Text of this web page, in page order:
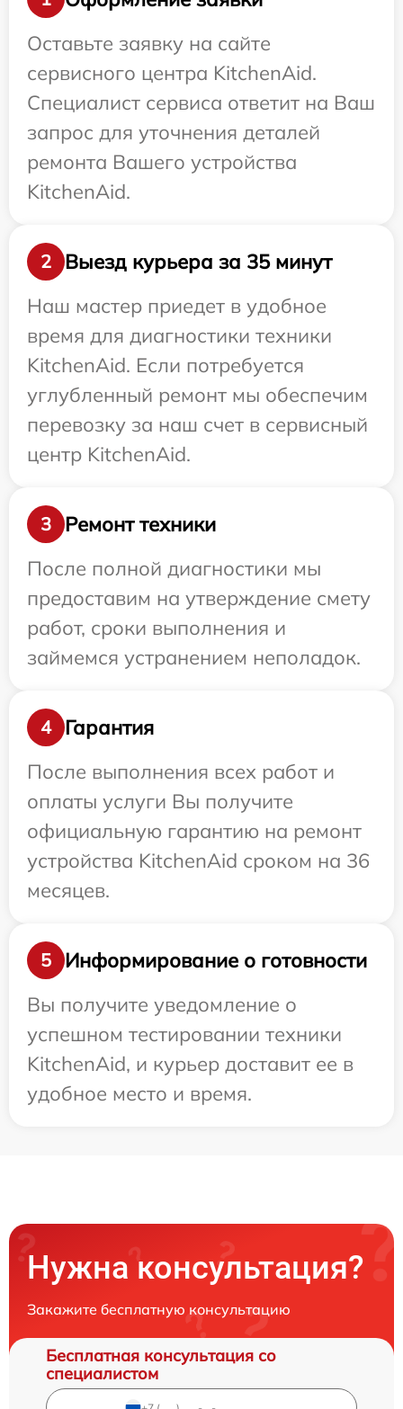
Оставьте заявку на сайте
сервисного центра KitchenAid.
Специалист сервиса ответит на Ваш
запрос для уточнения деталей
ремонта Вашего устройства
KitchenAid.
2
Выезд курьера за 35 минут
Наш мастер приедет в удобное
время для диагностики техники
KitchenAid. Если потребуется
углубленный ремонт мы обеспечим
перевозку за наш счет в сервисный
центр KitchenAid.
3
Ремонт техники
После полной диагностики мы
предоставим на утверждение смету
работ, сроки выполнения и
займемся устранением неполадок.
4
Гарантия
После выполнения всех работ и
оплаты услуги Вы получите
официальную гарантию на ремонт
устройства KitchenAid сроком на 36
месяцев.
5
Информирование о готовности
Вы получите уведомление о
успешном тестировании техники
KitchenAid, и курьер доставит ее в
удобное место и время.
Нужна консультация?
Закажите бесплатную консультацию
Бесплатная консультация со
специалистом